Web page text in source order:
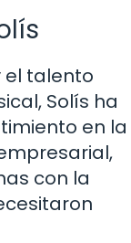
el talento
Solís ha
en la
con la